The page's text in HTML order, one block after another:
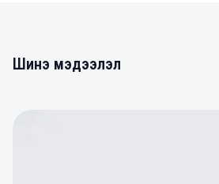
Шинэ мэдээлэл